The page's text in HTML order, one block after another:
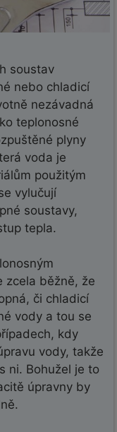
soustav
nebo chladicí
nezávadná
teplonosné
plyny
voda je
použitým
vylučují
soustavy,
tepla.
zcela běžně, že
či chladicí
vody a tou se
kdy
vody, takže
ni. Bohužel je to
úpravny by